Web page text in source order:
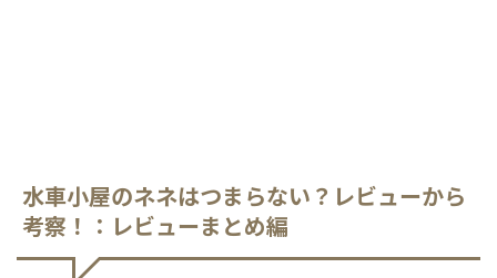
水車小屋のネネはつまらない？レビューから
考察！：レビューまとめ編